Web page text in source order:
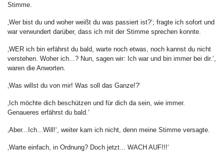
Stimme.
‚Wer bist du und woher weißt du was passiert ist?‘; fragte ich sofort und
war verwundert darüber, dass ich mit der Stimme sprechen konnte.
‚WER ich bin erfährst du bald, warte noch etwas, noch kannst du nicht
verstehen. Woher ich...? Nun, sagen wir: Ich war und bin immer bei dir.‘,
waren die Anworten.
‚Was willst du von mir! Was soll das Ganze!?‘
‚Ich möchte dich beschützen und für dich da sein, wie immer.
Genaueres erfährst du bald.‘
‚Aber...Ich...Will!‘, weiter kam ich nicht, denn meine Stimme versagte.
‚Warte einfach, in Ordnung? Doch jetzt... WACH AUF!!!‘